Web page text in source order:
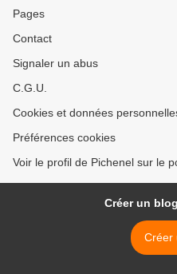
Pages
Contact
Signaler un abus
C.G.U.
Cookies et données
Préférences cookies
Voir le profil de Pichenel sur le
Créer un
Créer